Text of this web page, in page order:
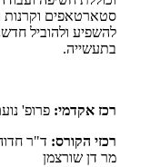
סטארטאפים וקרנות
להשפיע ולהוביל
בתעשייה.
רכז אקדמי: פרופ'
רכזי הקורס: ד"ר
מר דן שורצמן